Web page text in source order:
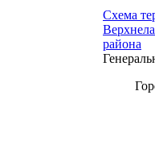
Схема
района